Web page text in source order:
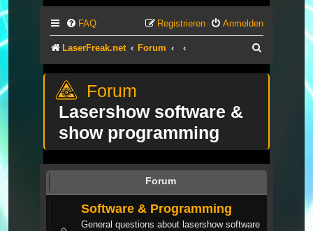
FAQ Anmelden
Registrieren
LaserFreak.net Forum
Lasershow software &
show programming
Forum
Software & Programming
General questions about lasershow software